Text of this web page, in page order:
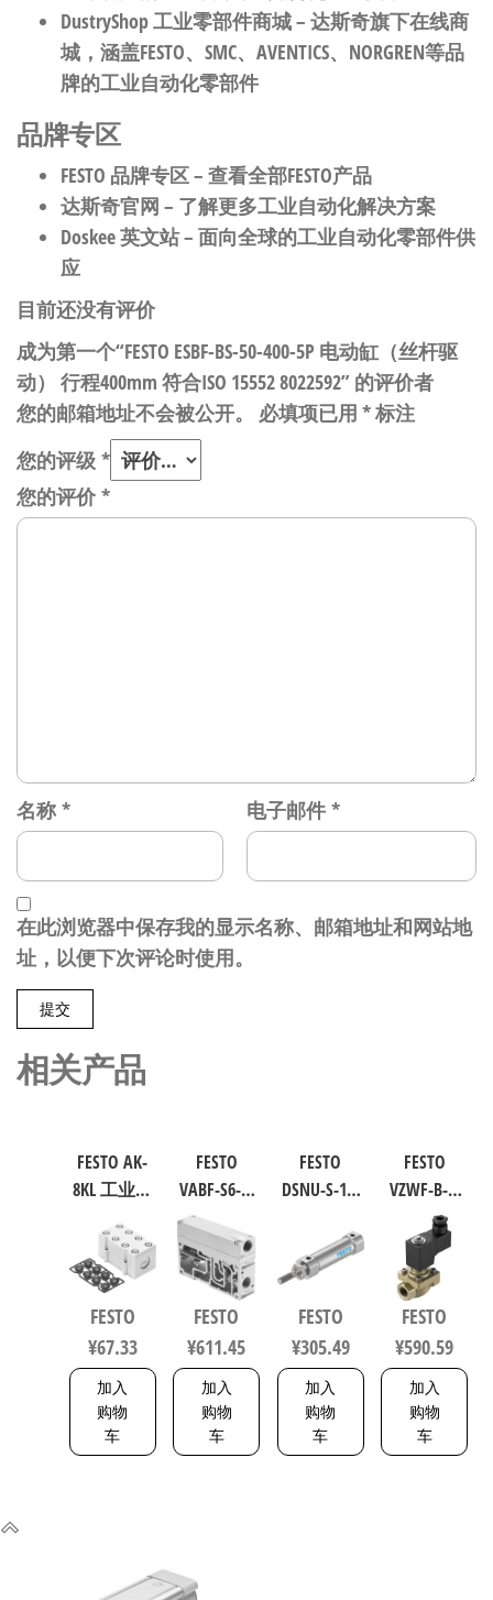
DustryShop 工业零部件商城– 达斯奇旗下在线商
城，涵盖FESTO、SMC、AVENTICS、NORGREN等品
牌的工业自动化零部件
品牌专区
FESTO 品牌专区– 查看全部FESTO产品
达斯奇官网 – 了解更多工业自动化解决方案
Doskee 英文站– 面向全球的工业自动化零部件供
应
目前还没有评价
成为第一个“FESTO ESBF-BS-50-400-5P 电动缸（丝杆驱
动） 行程400mm 符合ISO 15552 8022592” 的评价者
您的邮箱地址不会被公开。
必填项已用 *标注
您的评级 *
您的评价*
名称 * 电子邮件 *
在此浏览器中保存我的显示名称、邮箱地址和网站地
址，以便下次评论时使用。
相关产品
FESTO AK-
8KL 工业自
件 538219
FESTO
¥67.33
加入
购物
车
FESTO
VABF-S6-1-
P1A7-G12
软启动阀
539231
FESTO
¥611.45
加入
购物
车
FESTO
DSNU-S-16-
气缸 行程
40mm 缸径
ISO 6432 /
CETOP RP 52
P 5216093
FESTO
¥305.49
加入
购物
车
FESTO
VZWF-B-L-
M22C-G12-
135-1P4-10
力先导式
电磁阀 行
程10mm 符
合EN 12266-
1 1492112
FESTO
¥590.59
加入
购物
车